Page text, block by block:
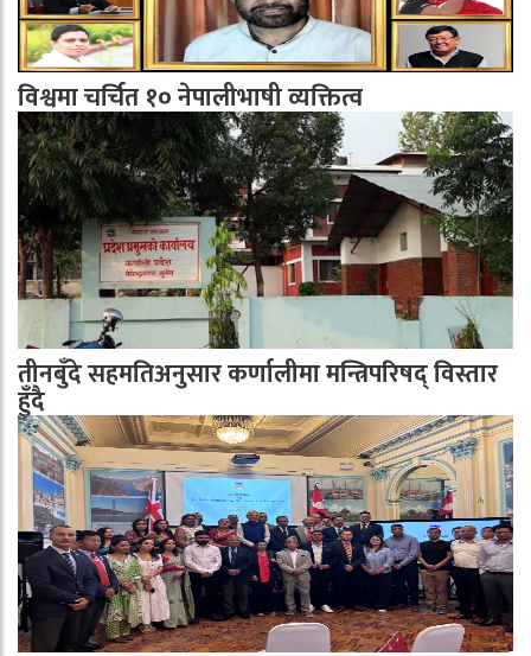
विश्वमा चर्चित १० नेपालीभाषी व्यक्तित्व
तीनबुँदे सहमतिअनुसार कर्णालीमा मन्त्रिपरिषद् विस्तार
हुँदै